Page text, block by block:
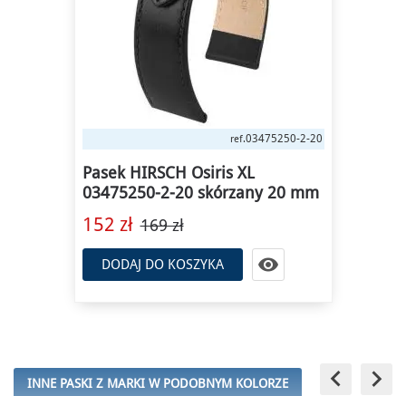
ref.40448850-2-20
Pasek HIRSCH Urbane L
40448850-2-20 kauczukowy 20
349 zł
DODAJ DO KOSZYKA 
INNE PASKI Z MARKI W PODOBNYM KOLORZE keyboard_arrow_left keyboard_arrow_right